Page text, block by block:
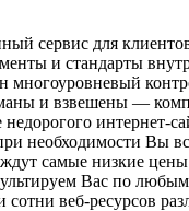
сервис для
и стандарты
и взвешены —
недорогого интернет-
необходимости Вы
самые низкие
Вас по
веб-ресурсов